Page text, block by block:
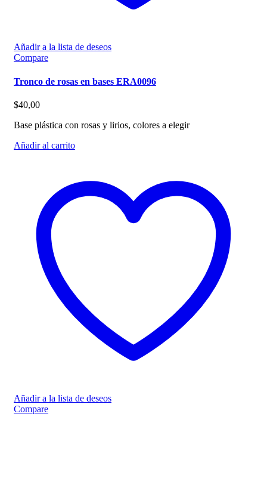
Añadir a la lista de deseos
Compare
Tronco de rosas en bases ERA0096
$40,00
Base plástica con rosas y lirios, colores a elegir
Añadir al carrito
Añadir a la lista de deseos
Compare